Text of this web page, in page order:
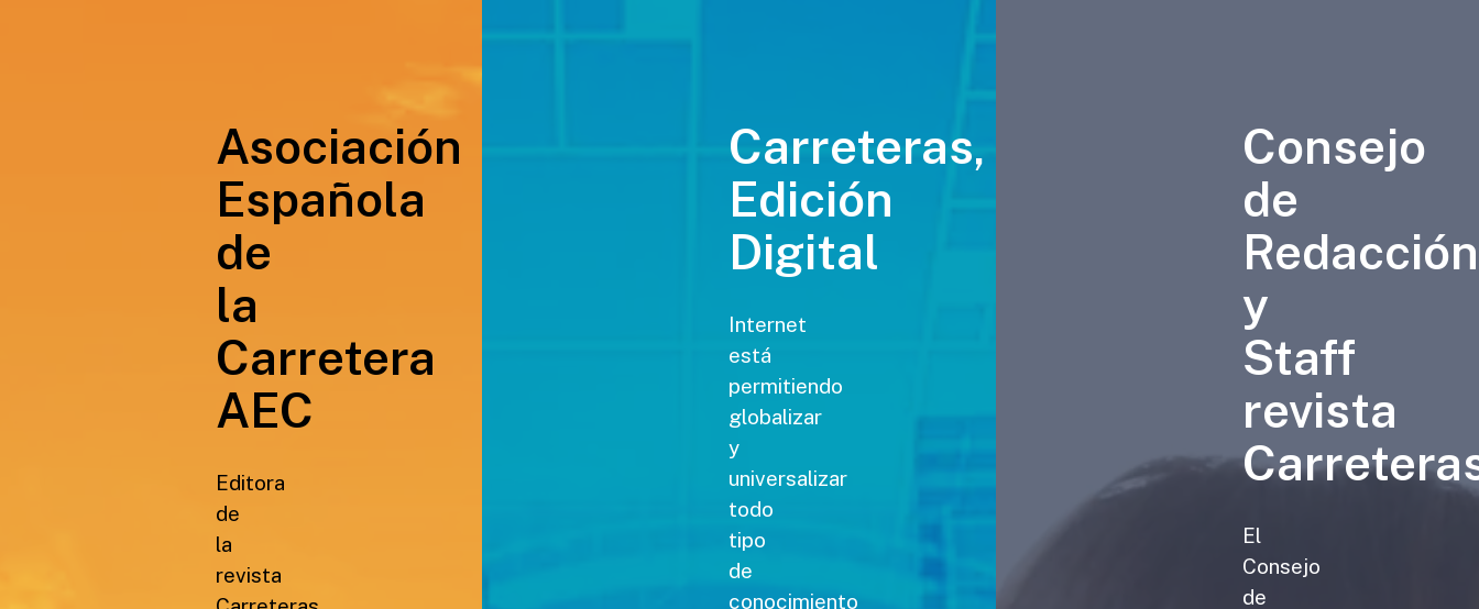
Asociación
Española
de
la
Carretera
AEC
Editora
de
la
revista
Carreteras,
Edición
Digital
Internet
está
permitiendo
globalizar
y
universalizar
todo
tipo
de
conocimiento
Consejo
de
Redacción
y
Staff
revista
El
Consejo
de